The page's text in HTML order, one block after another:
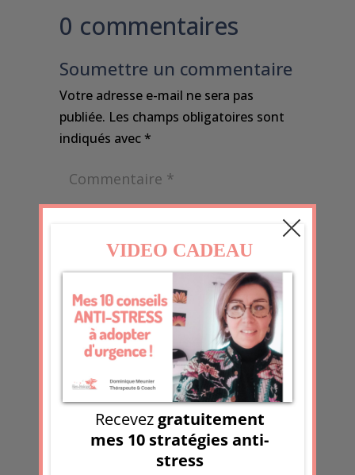
0 commentaires
Soumettre un commentaire
Votre adresse e-mail ne sera pas
publiée. Les champs obligatoires sont
indiqués avec*